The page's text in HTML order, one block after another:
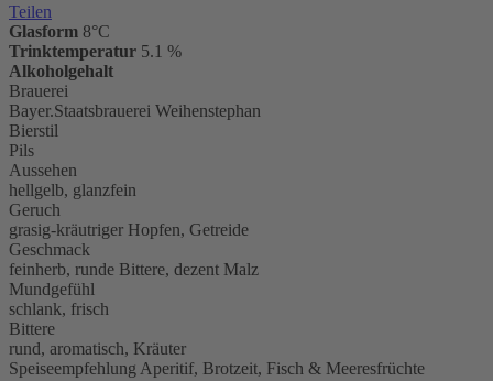
Teilen
Glasform 8°C
Trinktemperatur 5.1 %
Alkoholgehalt
Brauerei
Bayer.Staatsbrauerei Weihenstephan
Bierstil
Pils
Aussehen
hellgelb, glanzfein
Geruch
grasig-kräutriger Hopfen, Getreide
Geschmack
feinherb, runde Bittere, dezent Malz
Mundgefühl
schlank, frisch
Bittere
rund, aromatisch, Kräuter
Speiseempfehlung Aperitif, Brotzeit, Fisch & Meeresfrüchte